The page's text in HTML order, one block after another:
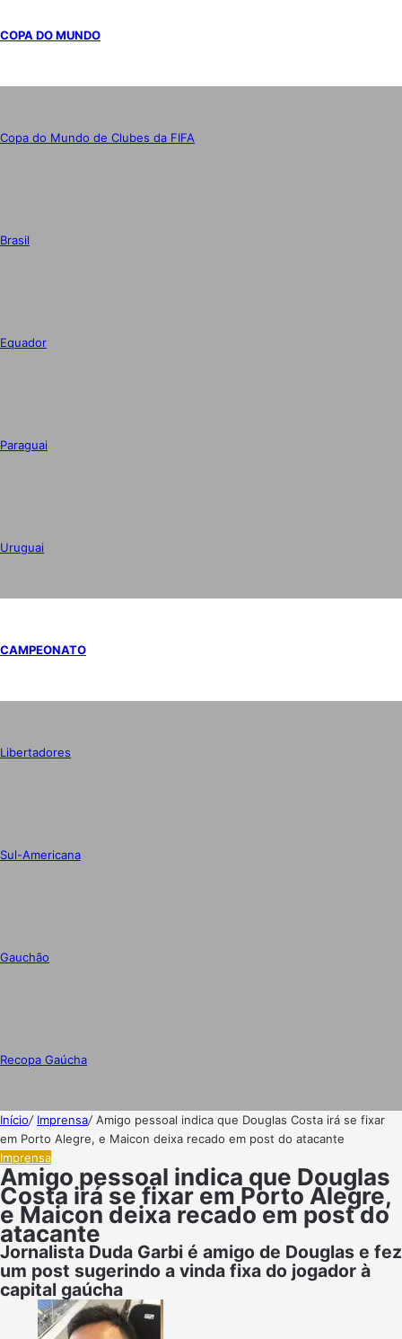
COPA DO MUNDO
Copa do Mundo de Clubes da FIFA
Brasil
Equador
Paraguai
Uruguai
CAMPEONATO
Libertadores
Sul-Americana
Gauchão
Recopa Gaúcha
Início/ Imprensa/Amigo pessoal indica que Douglas Costa irá se fixar
em Porto Alegre, e Maicon deixa recado em post do atacante
Imprensa
Amigo pessoal indica que Douglas
Costa irá se fixar em Porto Alegre,
e Maicon deixa recado em post do
atacante
Jornalista Duda Garbi é amigo de Douglas e fez
um post sugerindo a vinda fixa do jogador à
capital gaúcha